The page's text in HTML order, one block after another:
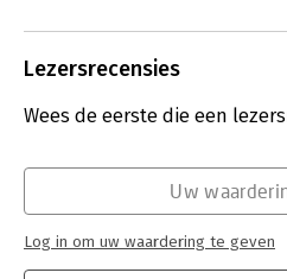
manager van vroeger… Er
van alles wat niet per se met het
heeft.
Lezersrecensies
Wees de eerste die een
Uw
Log in om uw waardering te geven